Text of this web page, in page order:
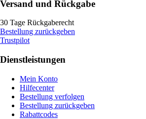
Versand und Rückgabe
30 Tage Rückgaberecht
Bestellung zurückgeben
Trustpilot
Dienstleistungen
Mein Konto
Hilfecenter
Bestellung verfolgen
Bestellung zurückgeben
Rabattcodes